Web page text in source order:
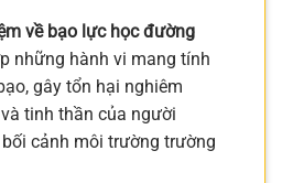
về bạo lực học đường
những hành vi mang tính
gây tổn hại nghiêm
tinh thần của người
cảnh môi trường trường